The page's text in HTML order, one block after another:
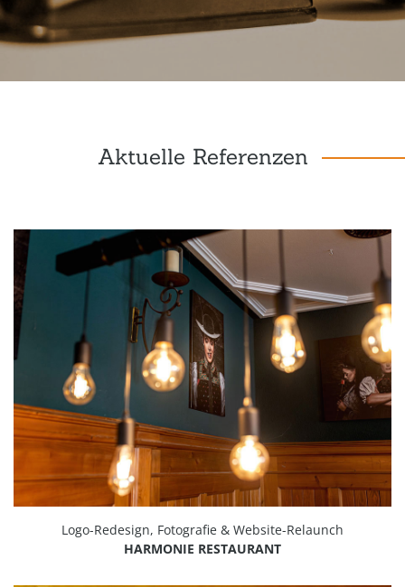
Aktuelle Referenzen
Logo-Redesign, Fotografie & Website-Relaunch
HARMONIE RESTAURANT